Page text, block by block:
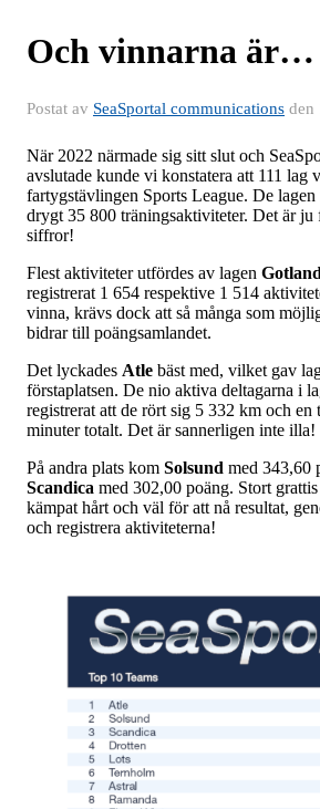
Och vinnarna är…
Postat av SeaSportal communications den
När 2022 närmade sig sitt slut och
avslutade kunde vi konstatera att 111 lag
fartygstävlingen Sports League. De lagen
drygt 35 800 träningsaktiviteter. Det är ju
siffror!
Flest aktiviteter utfördes av lagen Gotland
registrerat 1 654 respektive 1 514
vinna, krävs dock att så många som
bidrar till poängsamlandet.
Det lyckades Atle bäst med, vilket gav
förstaplatsen. De nio aktiva deltagarna i
registrerat att de rört sig 5 332 km och en
minuter totalt. Det är sannerligen inte illa!
På andra plats kom Solsund med 343,60
Scandica med 302,00 poäng. Stort
kämpat hårt och väl för att nå resultat,
och registrera aktiviteterna!